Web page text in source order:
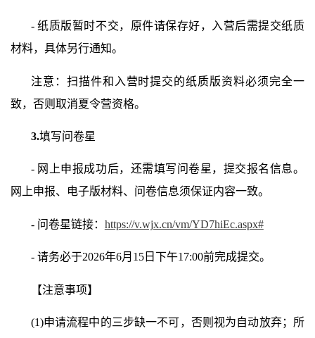
-纸质版暂时不交，原件请保存好，入营后需提交纸质
材料，具体另行通知。
注意：扫描件和入营时提交的纸质版资料必须完全一
致，否则取消夏令营资格。
3.填写问卷星
- 网上申报成功后，还需填写问卷星，提交报名信息。
网上申报、电子版材料、问卷信息须保证内容一致。
- 问卷星链接： https://v.wjx.cn/vm/YD7hiEc.aspx#
- 请务必于2026年6月 15日下午17:00前完成提交。
【注意事项】
(1)申请流程中的三步缺一不可，否则视为自动放弃；所